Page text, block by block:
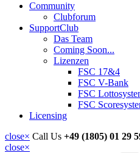
Community
Clubforum
SupportClub
Das Team
Coming Soon...
Lizenzen
FSC 17&4
FSC V-Bank
FSC
FSC
Licensing
close× Call Us +49 (1805) 01 29
close×